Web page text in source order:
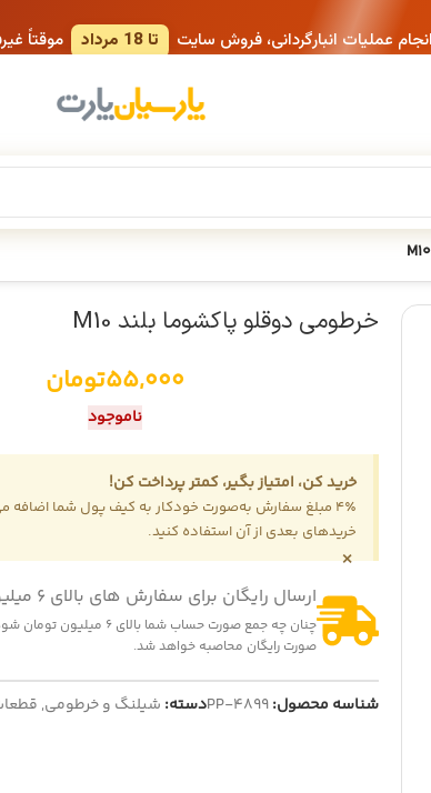
عملیات انبارگردانی، فروش سایت تا 18 مرداد موقتاً
خرطومی دوقلو پاکشوما بلند M10
55,000تومان
ناموجود
خرید کن، امتیاز بگیر، کمتر پرداخت کن!
4٪ مبلغ سفارش به‌صورت خودکار به کیف پول شما اضافه
خریدهای بعدی از آن استفاده کنید.
×
ارسال رایگان برای سفارش های بالای 6 میلیون تومان
چنان چه جمع صورت حساب شما
صورت رایگان محاصبه خواهد شد.
شناسه محصول:PP-4899دسته: شیلنگ و خرطومی,
تومان 322,000 تومان
قیمت عمده
المنت چای ساز
310,000تومان